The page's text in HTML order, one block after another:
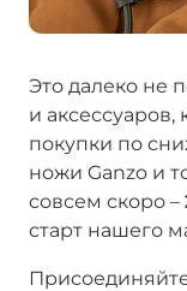
Это далеко не
и аксессуаров,
покупки по
ножи Ganzo и
совсем скоро –
старт нашего